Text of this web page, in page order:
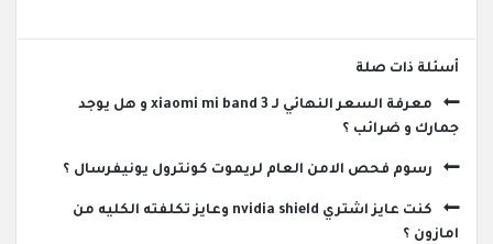
‫أسئلة ذات صلة
معرفة السعر النهائي لـ xiaomi mi band 3 و هل يوجد
جمارك و ضرائب ؟
رسوم فحص الامن العام لريموت كونترول يونيفرسال ؟
كنت عايز اشتري nvidia shield وعايز تكلفته الكليه من
امازون ؟